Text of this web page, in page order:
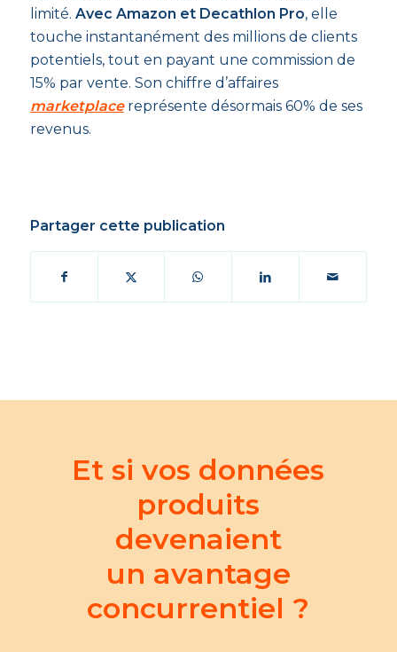
limité. Avec Amazon et Decathlon Pro, elle
touche instantanément des millions de clients
potentiels, tout en payant une commission de
15% par vente. Son chiffre d’affaires
marketplacereprésente désormais 60% de ses
revenus.
Partager cette publication
Et si vos données
produits
devenaient
un avantage
concurrentiel ?